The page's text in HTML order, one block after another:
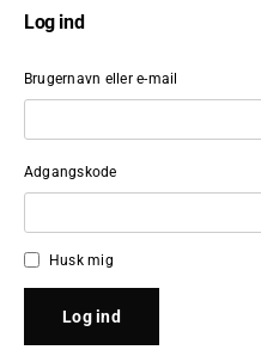
Log ind
Brugernavn eller e-mail
Adgangskode
Husk mig